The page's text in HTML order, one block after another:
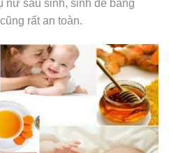
nữ sau sinh, sinh đẻ bằng
rất an toàn.